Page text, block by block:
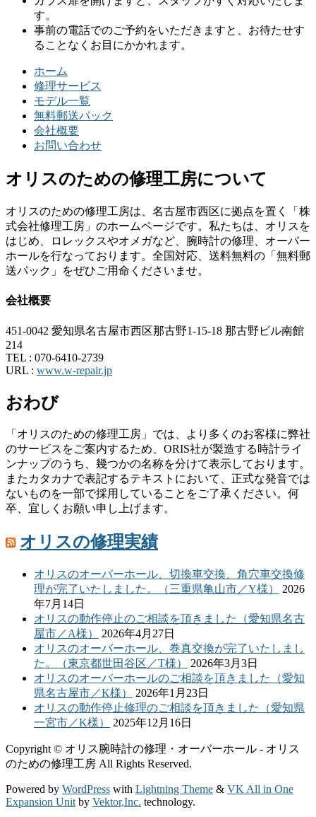
す。
事前の電話でのご予約をいただきますと、お待たせす
ることなくお目にかかれます。
ホーム
修理サービス
モデル一覧
無料郵送パック
会社概要
お問い合わせ
オリスのための修理工房について
オリスのための修理工房は、名古屋市西区に拠点を置く「株
式会社修理工房」のホームページです。私たちは、オリスを
はじめ、ロレックスやオメガなど、腕時計の修理、オーバー
ホールを行なっております。全国対応、送料無料の「無料郵
送パック」をぜひご用命くださいませ。
会社概要
451-0042 愛知県名古屋市西区那古野1-15-18 那古野ビル南館
214
TEL : 070-6410-2739
URL : www.w-repair.jp
おわび
「オリスのための修理工房」では、より多くのお客様に弊社
のサービスをご案内するため、ORIS社が製造する時計ライ
ンナップのうち、幾つかの名称を分けて表示しております。
またカタカナで表記するテキストにおいて、正式な発音では
ないものを一部で採用していることをご了承ください。何
卒、宜しくお願い申し上げます。
オリスの修理実績
オリスのオーバーホール、切換車交換、角穴車交換修
理が完了いたしました。（三重県亀山市／Y様）
2026
年7月14日
オリスの動作停止のご相談を頂きました（愛知県名古
屋市／A様）
2026年4月27日
オリスのオーバーホール、巻真交換が完了いたしまし
た。（東京都世田谷区／T様）
2026年3月3日
オリスのオーバーホールのご相談を頂きました（愛知
県名古屋市／K様）
2026年1月23日
オリスの動作停止修理のご相談を頂きました（愛知県
一宮市／K様）
2025年12月16日
Copyright © オリス腕時計の修理・オーバーホール - オリス
のための修理工房 All Rights Reserved.
Powered by WordPress with Lightning Theme & VK All in One
Expansion Unit by Vektor,Inc. technology.